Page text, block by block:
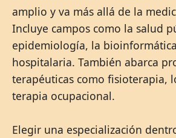
amplio y va más allá de la
Incluye campos como la salud
epidemiología, la
hospitalaria. También abarca
terapéuticas como fisioterapia,
terapia ocupacional.
Elegir una especialización